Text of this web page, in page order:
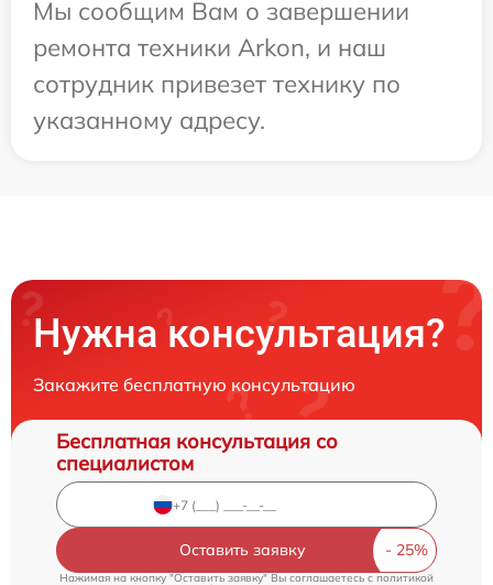
Мы сообщим Вам о завершении
ремонта техники Arkon, и наш
сотрудник привезет технику по
указанному адресу.
Нужна консультация?
Закажите бесплатную консультацию
Бесплатная консультация со
специалистом
Оставить заявку
Нажимая на кнопку "Оставить заявку" Вы соглашаетесь c политикой